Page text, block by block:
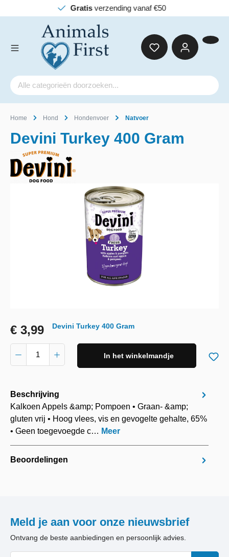
verzending vanaf €50
Home Hond Hondenvoer Natvoer
Devini Turkey 400 Gram
€ 3,99 Devini Turkey 400 Gram
In het winkelmandje
Beschrijving
Kalkoen Appels &amp; Pompoen • Graan- &amp;
gluten vrij • Hoog vlees, vis en gevogelte gehalte, 65%
• Geen toegevoegde c… Meer
Beoordelingen
Meld je aan voor onze nieuwsbrief
Ontvang de beste aanbiedingen en persoonlijk advies.